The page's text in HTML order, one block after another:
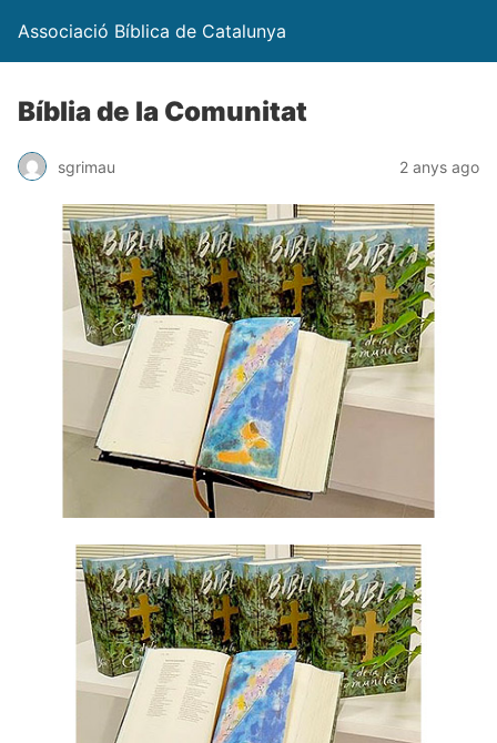
Associació Bíblica de Catalunya
Bíblia de la Comunitat
sgrimau 2 anys ago